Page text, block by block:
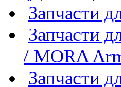
Запчасти
Запчасти
/ MORA
Запчасти